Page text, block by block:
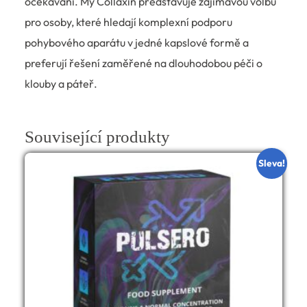
pro osoby, které hledají komplexní podporu
pohybového aparátu v jedné kapslové formě a
preferují řešení zaměřené na dlouhodobou péči o
klouby a páteř.
Související produkty
Sleva!